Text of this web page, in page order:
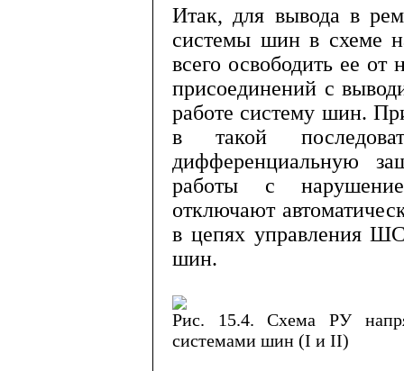
Итак, для вывода в
систе­мы шин в схеме
всего освобо­дить ее от
присоединений с
работе систему шин.
в такой
дифференциальную
работы с
отключают
в цепях управления
шин.
Рис. 15.4. Схема РУ
системами шин (I и II)